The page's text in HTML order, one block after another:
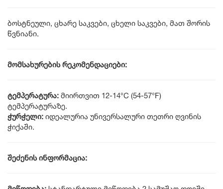
ბოსტნეული, ცხარე საკვები, ცხელი საკვები, მათ შორის
წვნიანი.
მომსახურების რეკომენდაციები:
ტემპერატურა: მიირთვით 12-14°C (54-57°F)
ტემპერატურაზე.
ჭურჭელი: იდეალურია უნივერსალური თეთრი ღვინის
ჭიქაში.
შეძენის ინფორმაცია: